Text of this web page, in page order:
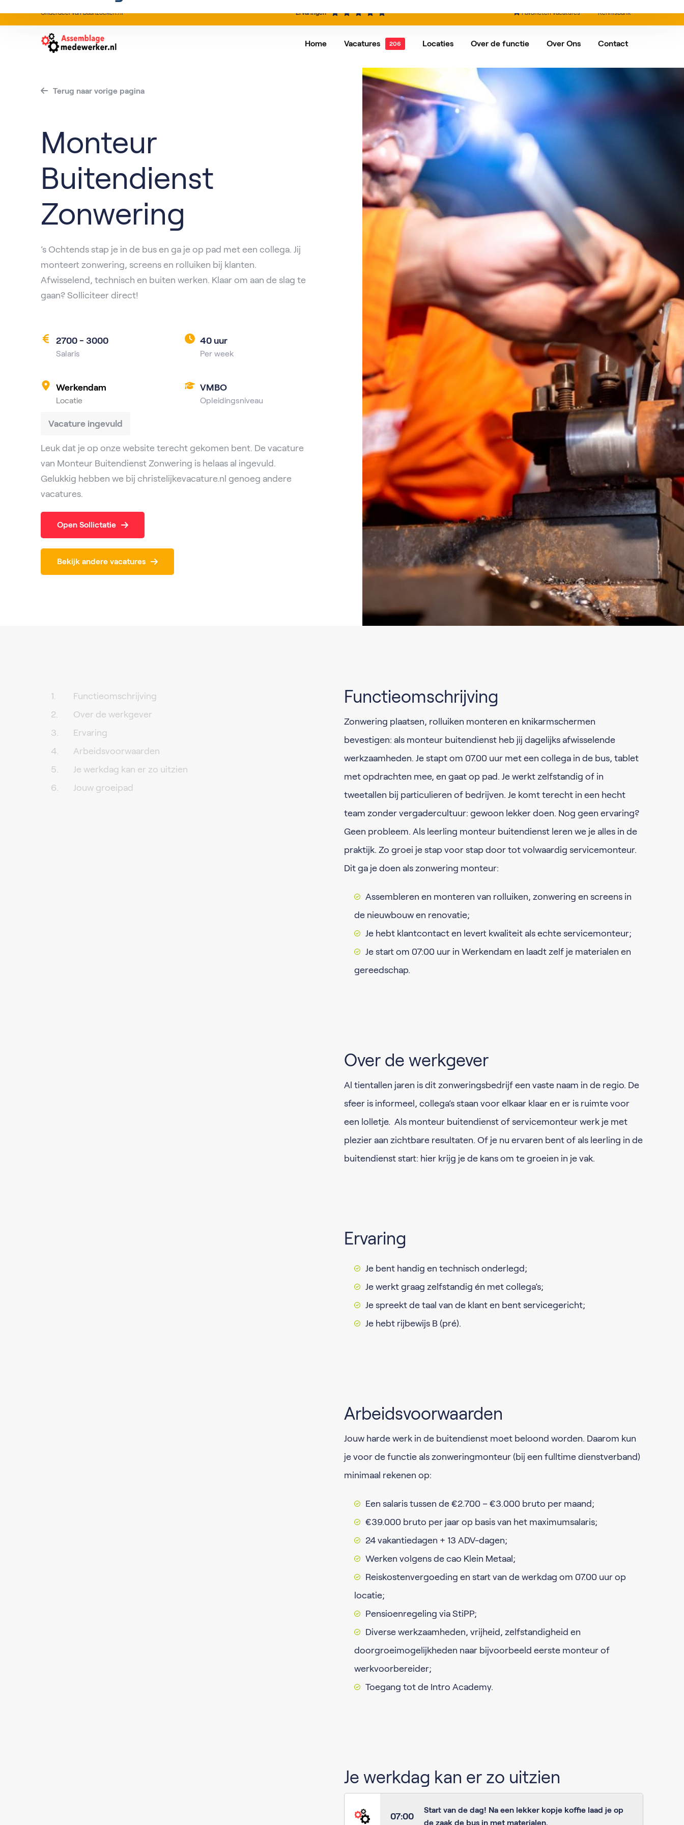
Onderdeel van Baanzoeken.nl Ervaringen Favorieten vacatures Kennisbank
Home Vacatures
Vacatures per functie
Locaties
Dordrecht Hardinxveld-Giessendam
Alblasserdam Barendrecht
IJsselstein
Roosendaal Nieuwegein
Over de functie Over Ons
Ons verhaal
Contact
Terug naar vorige pagina
Monteur
Buitendienst
Zonwering
’s Ochtends stap je in de bus en ga je op pad met een collega. Jij
monteert zonwering, screens en rolluiken bij klanten.
Afwisselend, technisch en buiten werken. Klaar om aan de slag te
gaan? Solliciteer direct!
2700 - 3000
Salaris
40 uur
Per week
Werkendam
Locatie
VMBO
Opleidingsniveau
Vacature ingevuld
Leuk dat je op onze website terecht gekomen bent. De vacature
van Monteur Buitendienst Zonwering is helaas al ingevuld.
Gelukkig hebben we bij christelijkevacature.nl genoeg andere
vacatures.
Open Sollictatie
Bekijk andere vacatures
Functieomschrijving
Over de werkgever
Ervaring
Arbeidsvoorwaarden
Je werkdag kan er zo uitzien
Jouw groeipad
Functieomschrijving
Zonwering plaatsen, rolluiken monteren en knikarmschermen
bevestigen: als monteur buitendienst heb jij dagelijks afwisselende
werkzaamheden. Je stapt om 07.00 uur met een collega in de bus, tablet
met opdrachten mee, en gaat op pad. Je werkt zelfstandig of in
tweetallen bij particulieren of bedrijven. Je komt terecht in een hecht
team zonder vergadercultuur: gewoon lekker doen. Nog geen ervaring?
Geen probleem. Als leerling monteur buitendienst leren we je alles in de
praktijk. Zo groei je stap voor stap door tot volwaardig servicemonteur.
Dit ga je doen als zonwering monteur:
Assembleren en monteren van rolluiken, zonwering en screens in
de nieuwbouw en renovatie;
Je hebt klantcontact en levert kwaliteit als echte servicemonteur;
Je start om 07:00 uur in Werkendam en laadt zelf je materialen en
gereedschap.
Over de werkgever
Al tientallen jaren is dit zonweringsbedrijf een vaste naam in de regio. De
sfeer is informeel, collega’s staan voor elkaar klaar en er is ruimte voor
een lolletje. Als monteur buitendienst of servicemonteur werk je met
plezier aan zichtbare resultaten. Of je nu ervaren bent of als leerling in de
buitendienst start: hier krijg je de kans om te groeien in je vak.
Ervaring
Je bent handig en technisch onderlegd;
Je werkt graag zelfstandig én met collega’s;
Je spreekt de taal van de klant en bent servicegericht;
Je hebt rijbewijs B (pré).
Arbeidsvoorwaarden
Jouw harde werk in de buitendienst moet beloond worden. Daarom kun
je voor de functie als zonweringmonteur (bij een fulltime dienstverband)
minimaal rekenen op:
Een salaris tussen de €2.700 – €3.000 bruto per maand;
€39.000 bruto per jaar op basis van het maximumsalaris;
24 vakantiedagen + 13 ADV-dagen;
Werken volgens de cao Klein Metaal;
Reiskostenvergoeding en start van de werkdag om 07.00 uur op
locatie;
Pensioenregeling via StiPP;
Diverse werkzaamheden, vrijheid, zelfstandigheid en
doorgroeimogelijkheden naar bijvoorbeeld eerste monteur of
werkvoorbereider;
Toegang tot de Intro Academy.
Je werkdag kan er zo uitzien
07:00
Start van de dag! Na een lekker kopje koffie laad je op
de zaak de bus in met materialen.